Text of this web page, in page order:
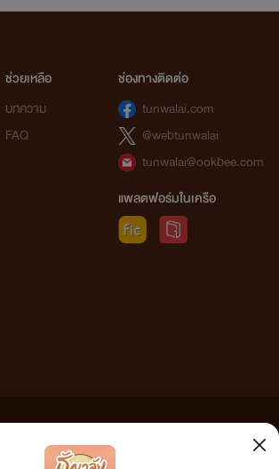
ช่วยเหลือ
บทความ
FAQ
ช่องทางติดต่อ
tunwalai.com
@webtunwalai
tunwalai@ookbee.com
แพลตฟอร์มในเครือ
ไม่ขอรับผิดชอบต่อข้อความใดๆ ทั้งสิ้น ดังนั้นผู้อ่านทุกท่านโปรดใช้